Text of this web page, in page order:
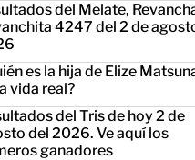
del Melate,
4247 del 2 de
es la hija de Elize
vida real?
del Tris de hoy 2 de
del 2026. Ve aquí los
ganadores